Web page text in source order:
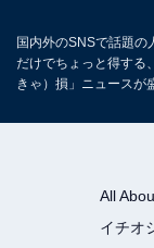
国内外のSNSで話題の
だけでちょっと得する
きゃ）損」ニュースが
All
イチオ